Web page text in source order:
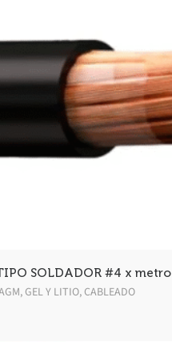
SOLDADOR #4 x metro
GEL Y LITIO,CABLEADO